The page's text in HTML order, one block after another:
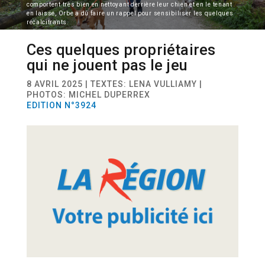
ACTUALITÉ
comportent très bien en nettoyant derrière leur chien et en le tenant
en laisse, Orbe a dû faire un rappel pour sensibiliser les quelques
récalcitrants.
Ces quelques propriétaires
qui ne jouent pas le jeu
8 AVRIL 2025 | TEXTES: LENA VULLIAMY |
PHOTOS: MICHEL DUPERREX
EDITION N°3924